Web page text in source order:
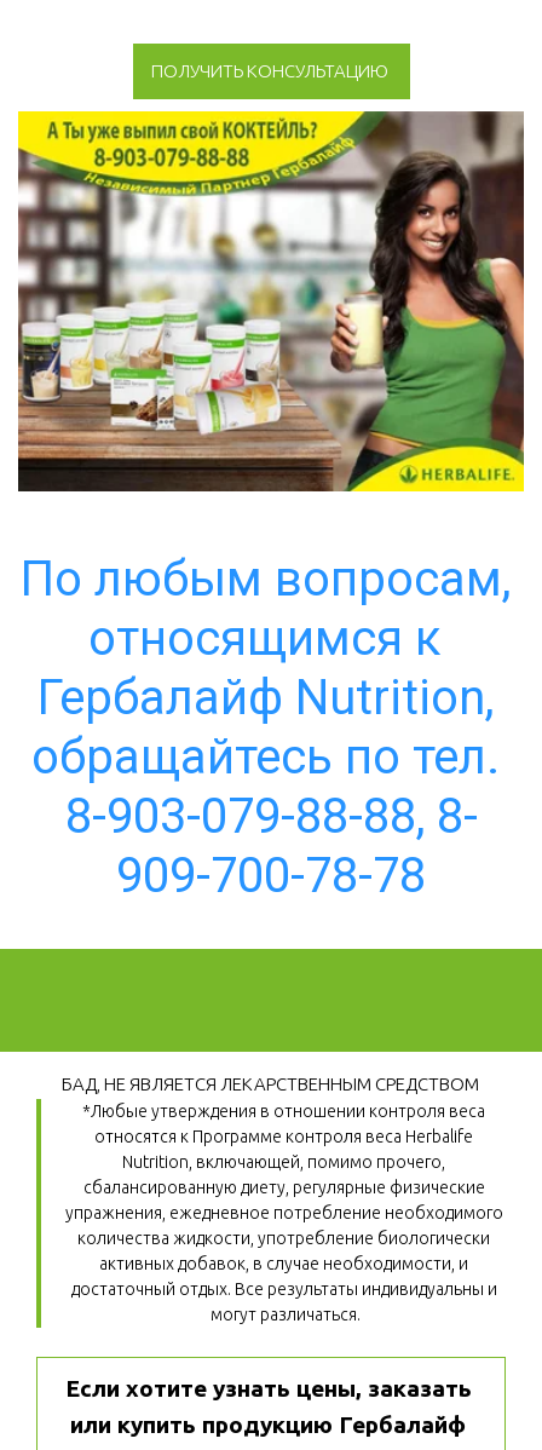
ПОЛУЧИТЬ КОНСУЛЬТАЦИЮ
По любым вопросам,
относящимся к
Гербалайф Nutrition,
обращайтесь по тел.
8-903-079-88-88, 8-
909-700-78-78
БАД, НЕ ЯВЛЯЕТСЯ ЛЕКАРСТВЕННЫМ СРЕДСТВОМ
*Любые утверждения в отношении контроля веса
относятся к Программе контроля веса Herbalife
Nutrition, включающей, помимо прочего,
сбалансированную диету, регулярные физические
упражнения, ежедневное потребление необходимого
количества жидкости, употребление биологически
активных добавок, в случае необходимости, и
достаточный отдых. Все результаты индивидуальны и
могут различаться.
Если хотите узнать цены, заказать
или купить продукцию Гербалайф